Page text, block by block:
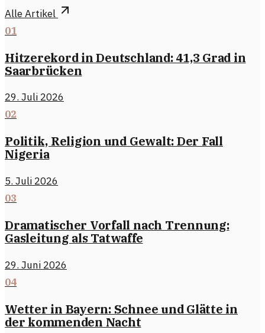
Alle Artikel
01
Hitzerekord in Deutschland: 41,3 Grad in
Saarbrücken
29. Juli 2026
02
Politik, Religion und Gewalt: Der Fall
Nigeria
5. Juli 2026
03
Dramatischer Vorfall nach Trennung:
Gasleitung als Tatwaffe
29. Juni 2026
04
Wetter in Bayern: Schnee und Glätte in
der kommenden Nacht